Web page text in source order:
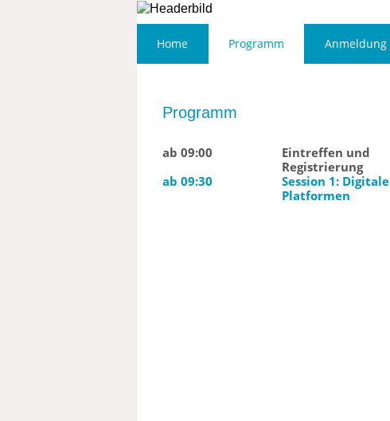
Home Programm Anmeldung
Programm
ab 09:00
Eintreffen und
Registrierung
ab 09:30
Session 1: Digitale
Platformen